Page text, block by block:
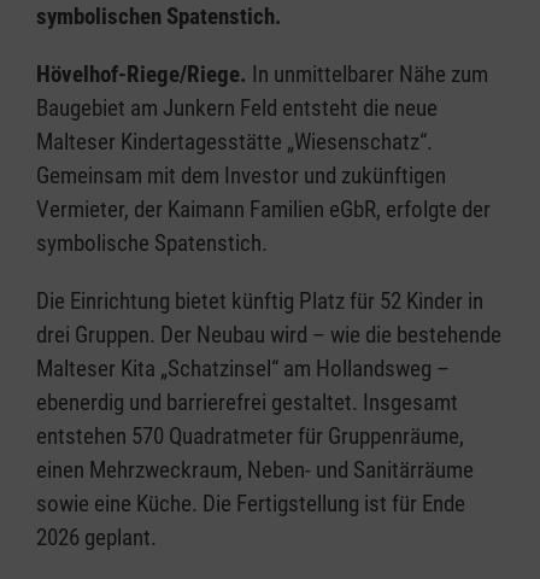
symbolischen Spatenstich.
Hövelhof-Riege/Riege. In unmittelbarer Nähe zum
Baugebiet am Junkern Feld entsteht die neue
Malteser Kindertagesstätte „Wiesenschatz“.
Gemeinsam mit dem Investor und zukünftigen
Vermieter, der Kaimann Familien eGbR, erfolgte der
symbolische Spatenstich.
Die Einrichtung bietet künftig Platz für 52 Kinder in
drei Gruppen. Der Neubau wird – wie die bestehende
Malteser Kita „Schatzinsel“ am Hollandsweg –
ebenerdig und barrierefrei gestaltet. Insgesamt
entstehen 570 Quadratmeter für Gruppenräume,
einen Mehrzweckraum, Neben- und Sanitärräume
sowie eine Küche. Die Fertigstellung ist für Ende
2026 geplant.